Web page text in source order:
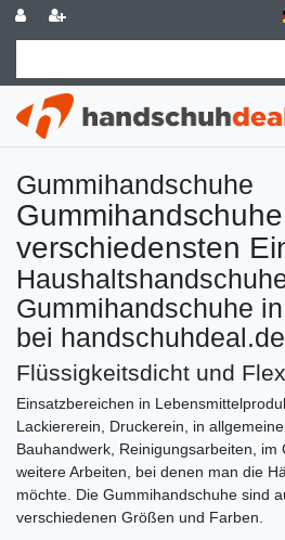
Gummihandschuhe
verschiedensten
Gummihandschuhe
bei handschuhdeal.de
Flüssigkeitsdicht und
Einsatzbereichen in
Lackiererein, Druckerein, in
Bauhandwerk, Reinigungsarbeiten, im
weitere Arbeiten, bei denen man die
möchte. Die Gummihandschuhe sind
verschiedenen Größen und Farben.